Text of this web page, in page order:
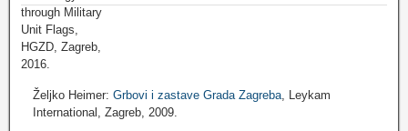
Željko Heimer: Grbovi i zastave Grada Zagreba, Leykam
International, Zagreb, 2009.